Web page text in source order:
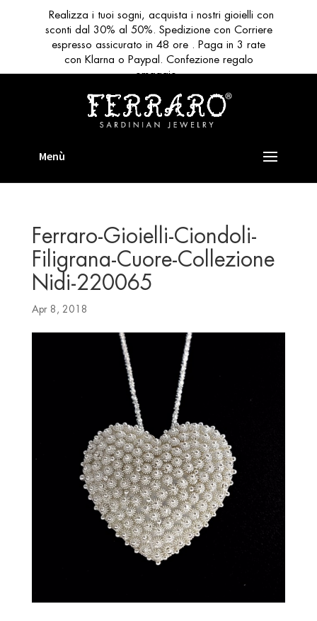
Ferraro-Gioielli-Ciondoli-
Filigrana-Cuore-Collezione
Nidi-220065
Apr 8, 2018
Realizza i tuoi sogni, acquista i nostri gioielli con
sconti dal 30% al 50%. Spedizione con Corriere
espresso assicurato in 48 ore . Paga in 3 rate
con Klarna o Paypal. Confezione regalo
omaggio